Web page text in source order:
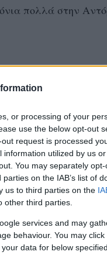
or processing of your
use the below opt-out
request is processed
utilized by us
You may separately
on the IAB’s list of
us to third parties on the
other third parties.
services and may
behaviour. You may
data for below
πολλά στην
Νικολογιάννη 8 (6/
24 (21-41 επ., 3